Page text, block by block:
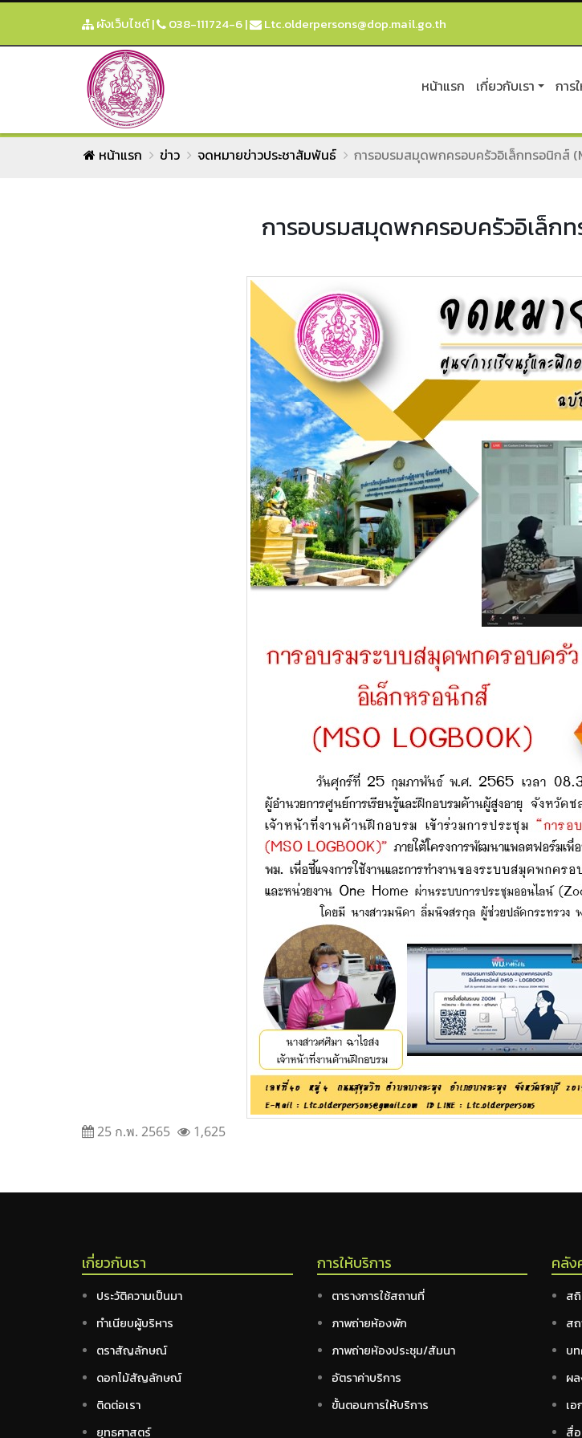
ผังเว็บไซต์| 038-111724-6| Ltc.olderpersons@dop.mail.go.th
หน้าแรก เกี่ยวกับเรา การ
หน้าแรก ข่าว จดหมายข่าวประชาสัมพันธ์ การอบรมสมุดพกครอบครัวอิเล็กทรอนิกส์
การอบรมสมุดพกครอบครัวอิเล็กท
25 ก.พ. 2565 1,625
เกี่ยวกับเรา
ประวัติความเป็นมา
ทำเนียบผู้บริหาร
ตราสัญลักษณ์
ดอกไม้สัญลักษณ์
ติดต่อเรา
ยุทธศาสตร์
การให้บริการ
ตารางการใช้สถานที่
ภาพถ่ายห้องพัก
ภาพถ่ายห้องประชุม/สัมนา
อัตราค่าบริการ
ขั้นตอนการให้บริการ
คลัง
ส
ส
บ
ผล
เ
สื่